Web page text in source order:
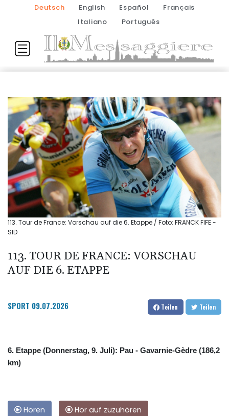
Deutsch English Español
Français
Italiano
Português
113. Tour de France: Vorschau auf die 6. Etappe / Foto: FRANCK FIFE -
SID
113. TOUR DE FRANCE: VORSCHAU
AUF DIE 6. ETAPPE
SPORT 09.07.2026 Teilen Teilen
6. Etappe (Donnerstag, 9. Juli): Pau - Gavarnie-Gèdre (186,2
km)
Hören Hör auf zuzuhören